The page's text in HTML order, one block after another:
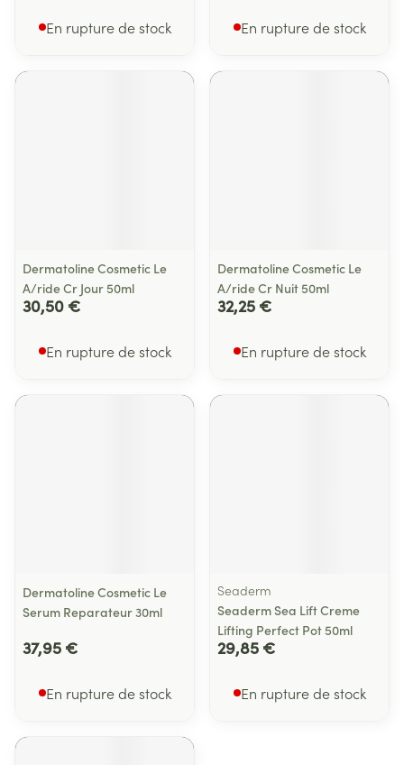
En rupture de stock En rupture de stock
Dermatoline Cosmetic Le
A/ride Cr Jour 50ml
30,50 €
En rupture de stock
Dermatoline Cosmetic Le
A/ride Cr Nuit 50ml
32,25 €
En rupture de stock
Dermatoline Cosmetic Le
Serum Reparateur 30ml
37,95 €
En rupture de stock
Seaderm
Seaderm Sea Lift Creme
Lifting Perfect Pot 50ml
29,85 €
En rupture de stock